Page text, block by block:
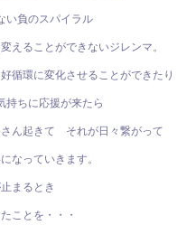
い負のスパイラル
えることができないジレンマ。
環に変化させることができたり
持ちに応援が来たら
ん起きて それが日々繋がって
なっていきます。
まるとき
ことを・・・